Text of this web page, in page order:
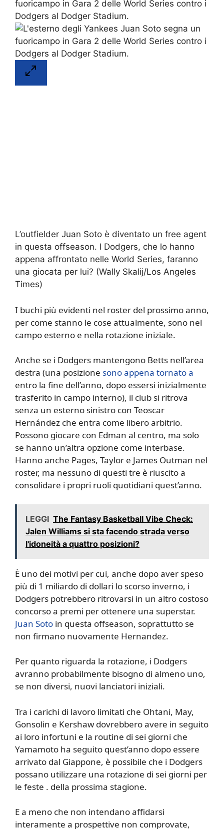
L’outfielder Juan Soto è diventato un free agent
in questa offseason. I Dodgers, che lo hanno
appena affrontato nelle World Series, faranno
una giocata per lui? (Wally Skalij/Los Angeles
Times)
I buchi più evidenti nel roster del prossimo anno,
per come stanno le cose attualmente, sono nel
campo esterno e nella rotazione iniziale.
Anche se i Dodgers mantengono Betts nell’area
destra (una posizione sono appena tornato a
entro la fine dell’anno, dopo essersi inizialmente
trasferito in campo interno), il club si ritrova
senza un esterno sinistro con Teoscar
Hernández che entra come libero arbitrio.
Possono giocare con Edman al centro, ma solo
se hanno un’altra opzione come interbase.
Hanno anche Pages, Taylor e James Outman nel
roster, ma nessuno di questi tre è riuscito a
consolidare i propri ruoli quotidiani quest’anno.
LEGGI The Fantasy Basketball Vibe Check:
Jalen Williams si sta facendo strada verso
l'idoneità a quattro posizioni?
È uno dei motivi per cui, anche dopo aver speso
più di 1 miliardo di dollari lo scorso inverno, i
Dodgers potrebbero ritrovarsi in un altro costoso
concorso a premi per ottenere una superstar.
Juan Soto in questa offseason, soprattutto se
non firmano nuovamente Hernandez.
Per quanto riguarda la rotazione, i Dodgers
avranno probabilmente bisogno di almeno uno,
se non diversi, nuovi lanciatori iniziali.
Tra i carichi di lavoro limitati che Ohtani, May,
Gonsolin e Kershaw dovrebbero avere in seguito
ai loro infortuni e la routine di sei giorni che
Yamamoto ha seguito quest’anno dopo essere
arrivato dal Giappone, è possibile che i Dodgers
possano utilizzare una rotazione di sei giorni per
le feste . della prossima stagione.
E a meno che non intendano affidarsi
interamente a prospettive non comprovate,